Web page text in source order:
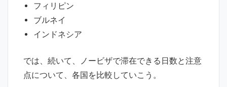
フィリピン
ブルネイ
インドネシア
では、続いて、ノービザで滞在できる日数と注意
点について、各国を比較していこう。